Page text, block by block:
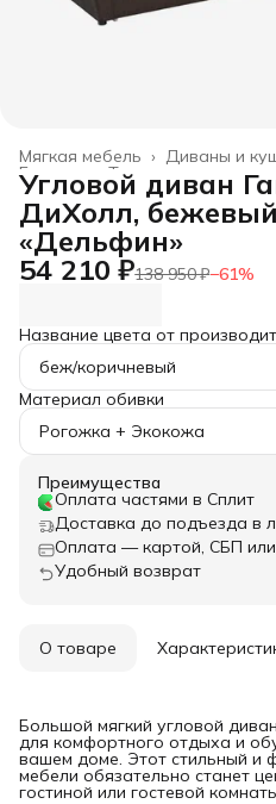
Диваны и
Мягкая мебель ›
Товары для дома
Главная
Угловой диван
ДиХолл,
«Дельфин»
54 210 ₽138 950 ₽−61%
Название цвета от
беж/коричневый
Материал обивки
Рогожка + Экокожа
Преимущества
Оплата частями в Сплит
Доставка до подъезда в
Оплата — картой, СБП
Удобный возврат
О товаре
Большой мягкий угловой
для комфортного отдыха и
вашем доме. Этот стильный и
мебели обязательно станет
гостиной или гостевой